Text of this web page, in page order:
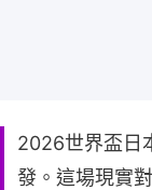
2026世界盃日
發。這場現實